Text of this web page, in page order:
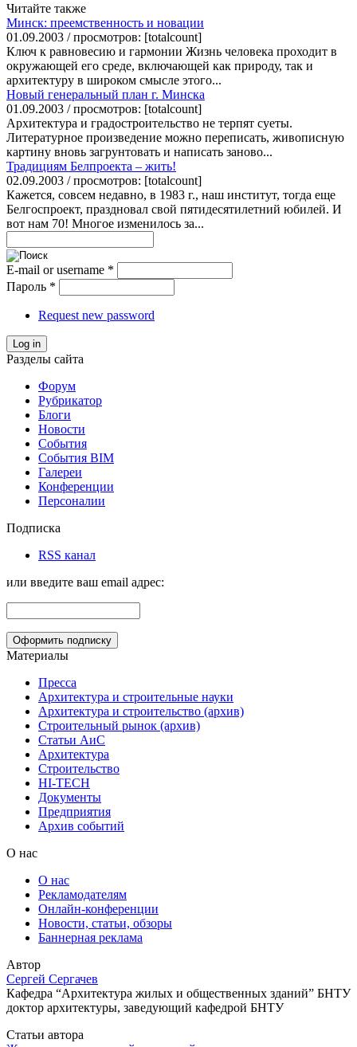
Читайте также
Минск: преемственность и новации
01.09.2003 / просмотров: [totalcount]
Ключ к равновесию и гармонии Жизнь человека проходит в
окружающей его среде, включающей как природу, так и
архитектуру в широком смысле этого...
Новый генеральный план г. Минска
01.09.2003 / просмотров: [totalcount]
Архитектура и градостроительство не терпят суеты.
Литературное произведение можно переписать, живописную
картину вновь загрунтовать и написать заново...
Традициям Белпроекта – жить!
02.09.2003 / просмотров: [totalcount]
Кажется, совсем недавно, в 1983 г., наш институт, тогда еще
Белгоспроект, праздновал свой пятидесятилетний юбилей. И
вот нам 70! Многое изменилось за...
E-mail or username *
Пароль *
Request new password
Log in
Разделы сайта
Форум
Рубрикатор
Блоги
Новости
События
События BIM
Галереи
Конференции
Персоналии
Подписка
RSS канал
или введите ваш email адрес:
Материалы
Пресса
Архитектура и строительные науки
Архитектура и строительство (архив)
Строительный рынок (архив)
Статьи АиС
Архитектура
Строительство
HI-TECH
Документы
Предприятия
Архив событий
О нас
О нас
Рекламодателям
Онлайн-конференции
Новости, статьи, обзоры
Баннерная реклама
Автор
Сергей Сергачев
Кафедра “Архитектура жилых и общественных зданий” БНТУ
доктор архитектуры, заведующий кафедрой БНТУ
Статьи автора